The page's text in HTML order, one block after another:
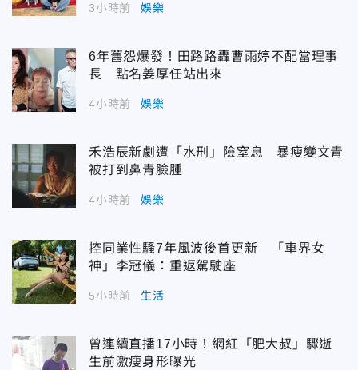
3小時前 娛樂
6年舊怨爆發！田路路轟曹雨婷不配當理事
長 點名姜厚任站出來
4小時前 娛樂
禾浩辰新劇遭「水刑」險窒息 暴瘦變文青
被打到鼻青臉腫
4小時前 娛樂
控同業性騷7年風波後首更新 「車界女
神」李冠儀：重返駕駛座
5小時前 生活
曾連續直播17小時！網紅「肥大叔」驟逝
生前激瘦身形曝光